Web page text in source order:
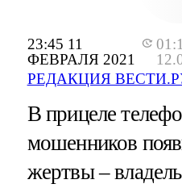
23:45 11
ФЕВРАЛЯ 2021
РЕДАКЦИЯ
В прицеле
мошенников
жертвы –